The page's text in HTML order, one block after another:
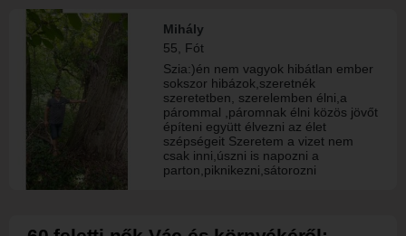
Mihály
55, Fót
Szia:)én nem vagyok hibátlan ember
sokszor hibázok,szeretnék
szeretetben, szerelemben élni,a
párommal ,páromnak élni közös jövőt
építeni együtt élvezni az élet
szépségeit Szeretem a vizet nem
csak inni,úszni is napozni a
parton,piknikezni,sátorozni
jutottam el van még mit tanulnom :-)